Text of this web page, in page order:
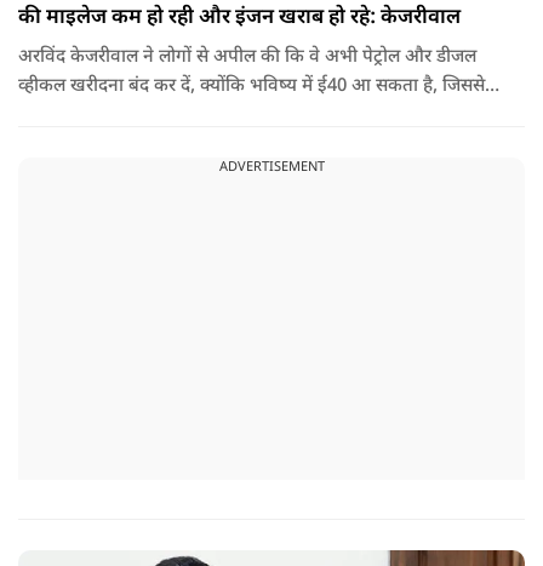
की माइलेज कम हो रही और इंजन खराब हो रहे: केजरीवाल
अरविंद केजरीवाल ने लोगों से अपील की कि वे अभी पेट्रोल और डीजल
व्हीकल खरीदना बंद कर दें, क्योंकि भविष्य में ई40 आ सकता है, जिससे
ADVERTISEMENT